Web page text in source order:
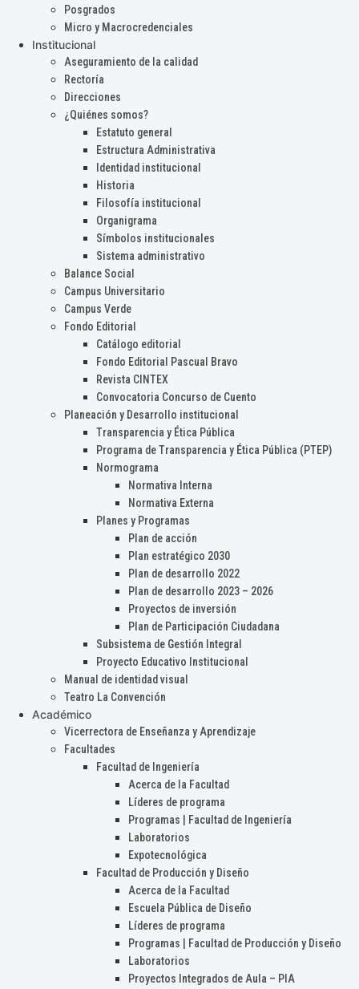
Posgrados
Micro y Macrocredenciales
Institucional
Aseguramiento de la calidad
Rectoría
Direcciones
¿Quiénes somos?
Estatuto general
Estructura Administrativa
Identidad institucional
Historia
Filosofía institucional
Organigrama
Símbolos institucionales
Sistema administrativo
Balance Social
Campus Universitario
Campus Verde
Fondo Editorial
Catálogo editorial
Fondo Editorial Pascual Bravo
Revista CINTEX
Convocatoria Concurso de Cuento
Planeación y Desarrollo institucional
Transparencia y Ética Pública
Programa de Transparencia y Ética Pública (PTEP)
Normograma
Normativa Interna
Normativa Externa
Planes y Programas
Plan de acción
Plan estratégico 2030
Plan de desarrollo 2022
Plan de desarrollo 2023 – 2026
Proyectos de inversión
Plan de Participación Ciudadana
Subsistema de Gestión Integral
Proyecto Educativo Institucional
Manual de identidad visual
Teatro La Convención
Académico
Vicerrectora de Enseñanza y Aprendizaje
Facultades
Facultad de Ingeniería
Acerca de la Facultad
Líderes de programa
Programas | Facultad de Ingeniería
Laboratorios
Expotecnológica
Facultad de Producción y Diseño
Acerca de la Facultad
Escuela Pública de Diseño
Líderes de programa
Programas | Facultad de Producción y Diseño
Laboratorios
Proyectos Integrados de Aula – PIA